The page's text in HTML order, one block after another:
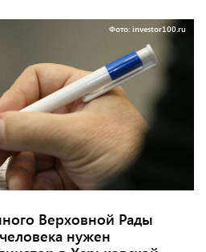
Фото: investor100.ru
Верховной Рады
нужен